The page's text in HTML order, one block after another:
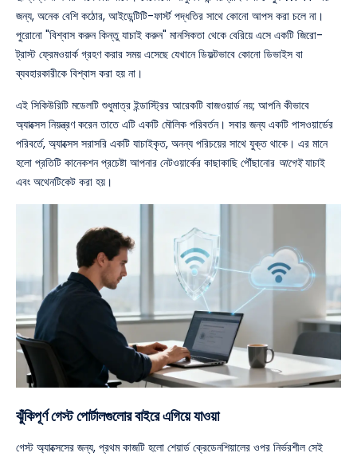
জন্য, অনেক বেশি কঠোর, আইডেন্টিটি-ফার্স্ট পদ্ধতির সাথে কোনো আপস করা চলে না।
পুরোনো "বিশ্বাস করুন কিন্তু যাচাই করুন" মানসিকতা থেকে বেরিয়ে এসে একটি জিরো-
ট্রাস্ট ফ্রেমওয়ার্ক গ্রহণ করার সময় এসেছে যেখানে ডিফল্টভাবে কোনো ডিভাইস বা
ব্যবহারকারীকে বিশ্বাস করা হয় না।
এই সিকিউরিটি মডেলটি শুধুমাত্র ইন্ডাস্ট্রির আরেকটি বাজওয়ার্ড নয়; আপনি কীভাবে
অ্যাক্সেস নিয়ন্ত্রণ করেন তাতে এটি একটি মৌলিক পরিবর্তন। সবার জন্য একটি পাসওয়ার্ডের
পরিবর্তে, অ্যাক্সেস সরাসরি একটি যাচাইকৃত, অনন্য পরিচয়ের সাথে যুক্ত থাকে। এর মানে
হলো প্রতিটি কানেকশন প্রচেষ্টা আপনার নেটওয়ার্কের কাছাকাছি পৌঁছানোর আগেইযাচাই
এবং অথেনটিকেট করা হয়।
ঝুঁকিপূর্ণ গেস্ট পোর্টালগুলোর বাইরে এগিয়ে যাওয়া
গেস্ট অ্যাক্সেসের জন্য, প্রথম কাজটি হলো শেয়ার্ড ক্রেডেনশিয়ালের ওপর নির্ভরশীল সেই